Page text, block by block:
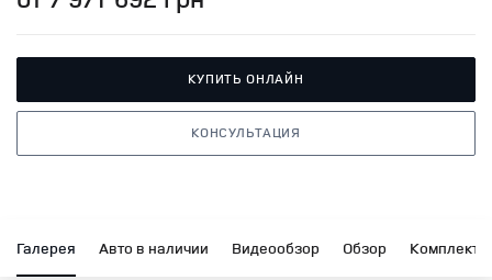
КУПИТЬ ОНЛАЙН
КОНСУЛЬТАЦИЯ
Галерея Авто в наличии Видеообзор Обзор